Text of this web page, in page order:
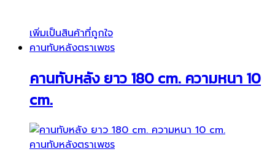
เพิ่มเป็นสินค้าที่ถูกใจ
คานทับหลังตราเพชร
คานทับหลัง ยาว 180 cm. ความหนา 10
cm.
คานทับหลังตราเพชร